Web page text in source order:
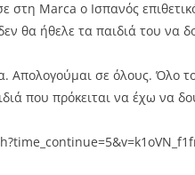
Marca ο Ισπανός
θα ήθελε τα παιδιά του να
Απολογούμαι σε όλους. Όλο
που πρόκειται να έχω να